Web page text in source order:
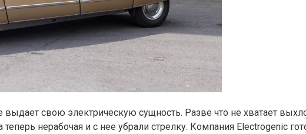
выдает свою электрическую сущность. Разве что не хватает
нерабочая и с нее убрали стрелку. Компания Electrogenic